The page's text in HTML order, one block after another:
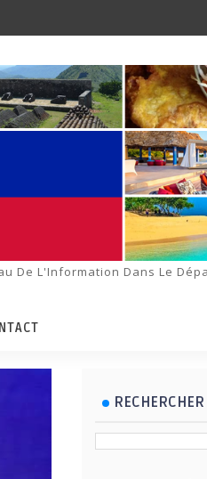
De L'Information Dans Le
RECHERCHER